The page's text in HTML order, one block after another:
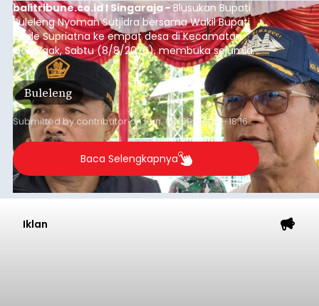
balitribune.co.id I Singaraja - Blusukan Bupati
Buleleng Nyoman Sutjidra bersama Wakil Bupati
Gede Supriatna ke empat desa di Kecamatan
Gerokgak, Sabtu (8/8/2026), membuka sejumlah
persoalan yang masih dihadapi masyarakat. Dari
jalan desa yang rusak hingga potensi pertanian
yang belum optimal, semuanya menjadi
perhatian pemerintah daerah.
Buleleng
Submitted bycontributoronSun, 08/09/2026 - 18:16
Baca Selengkapnya
Iklan